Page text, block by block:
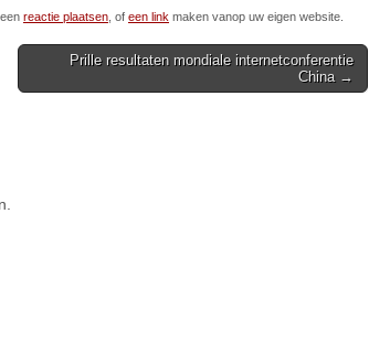
reactie plaatsen , of een link maken vanop uw eigen website.
Prille resultaten mondiale internetconferentie
China →